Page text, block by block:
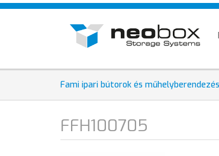
Skip
HU
EN
DE
Fami ipari bútorok és
FFH100705